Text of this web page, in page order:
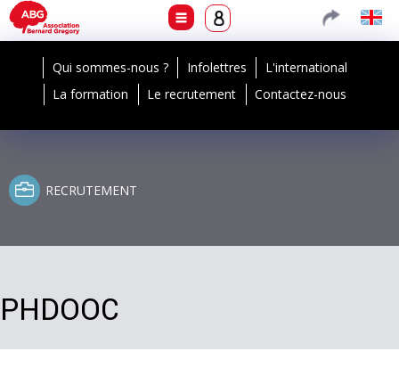
Qui sommes-nous ? Infolettres
L'international
La formation
Le recrutement Contactez-nous
RECRUTEMENT
PHDOOC